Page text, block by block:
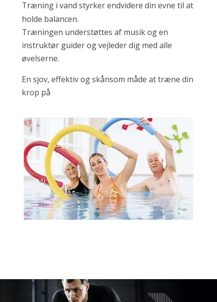
Træning i vand styrker endvidere din evne til at
holde balancen.
Træningen understøttes af musik og en
instruktør guider og vejleder dig med alle
øvelserne.
En sjov, effektiv og skånsom måde at træne din
krop på